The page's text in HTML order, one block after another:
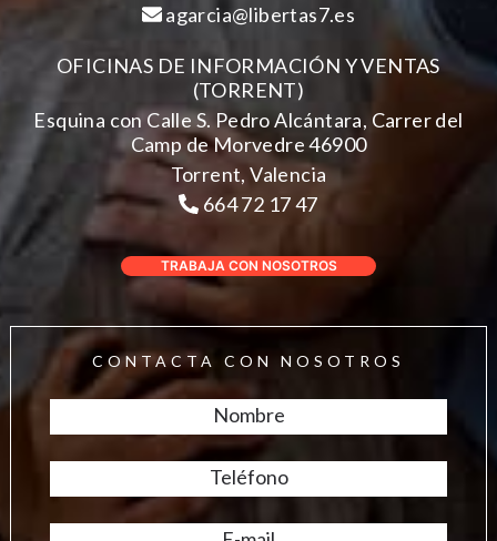
agarcia@libertas7.es
OFICINAS DE INFORMACIÓN Y VENTAS
(TORRENT)
Esquina con Calle S. Pedro Alcántara, Carrer del
Camp de Morvedre 46900
Torrent, Valencia
664 72 17 47
TRABAJA CON NOSOTROS
CONTACTA CON NOSOTROS